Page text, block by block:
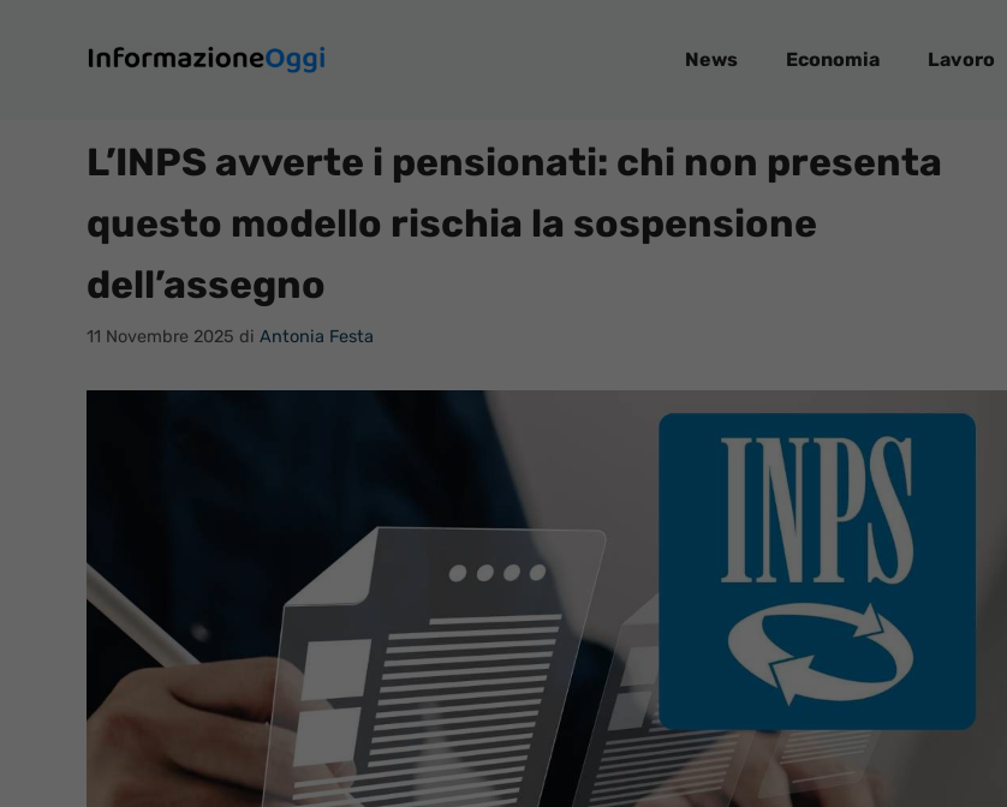
contenuto
News Economia Lavoro
L’INPS avverte i pensionati: chi non presenta
questo modello rischia la sospensione
dell’assegno
11 Novembre 2025 di Antonia Festa